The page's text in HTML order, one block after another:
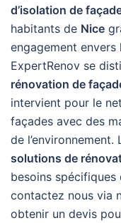
d’isolation de
habitants de Nice
engagement
ExpertRenov se
rénovation de
intervient pour le
façades avec des
de
solutions de
besoins
contactez nous via
obtenir un devis